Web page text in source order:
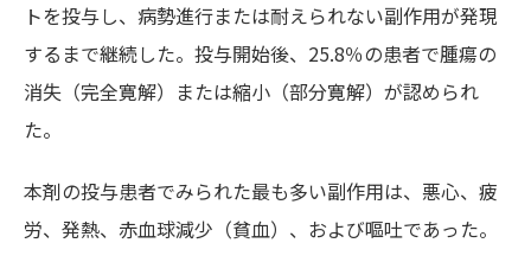
トを投与し、病勢進行または耐えられない副作用が発現
するまで継続した。投与開始後、25.8％の患者で腫瘍の
消失（完全寛解）または縮小（部分寛解）が認められ
た。
本剤の投与患者でみられた最も多い副作用は、悪心、疲
労、発熱、赤血球減少（貧血）、および嘔吐であった。